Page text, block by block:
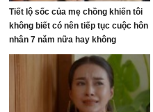
Tiết lộ sốc của mẹ chồng khiến tôi
không biết có nên tiếp tục cuộc hôn
nhân 7 năm nữa hay không